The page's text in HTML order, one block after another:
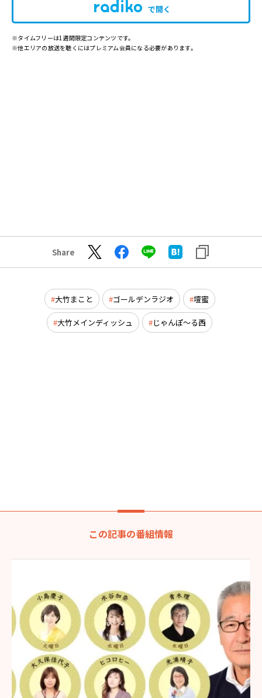
で開く
※タイムフリーは1週間限定コンテンツです。
※他エリアの放送を聴くにはプレミアム会員になる必要があります。
Share
大竹まこと ゴールデンラジオ 壇蜜
大竹メインディッシュ じゃんぽ～る西
この記事の番組情報